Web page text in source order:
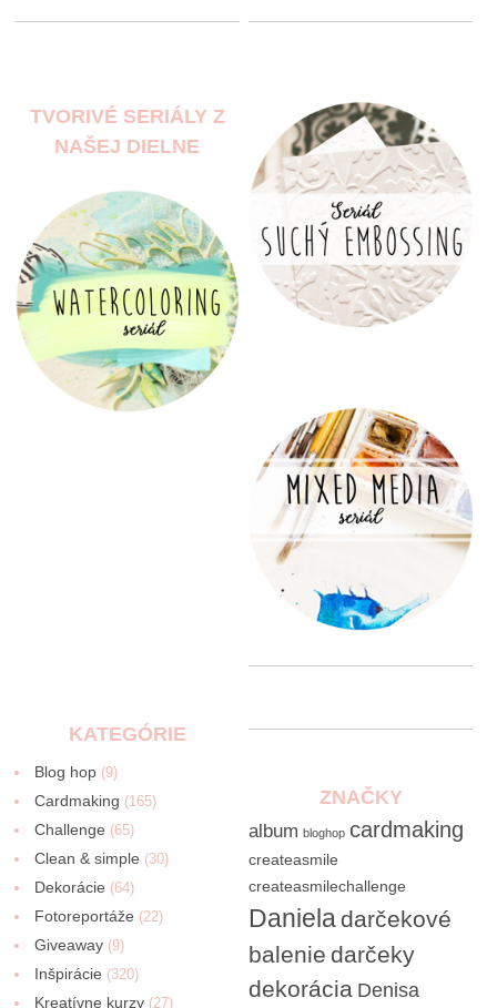
TVORIVÉ SERIÁLY Z
NAŠEJ DIELNE
KATEGÓRIE
Blog hop (9)
Cardmaking (165)
Challenge (65)
Clean & simple (30)
Dekorácie (64)
Fotoreportáže (22)
Giveaway (9)
Inšpirácie (320)
Kreatívne kurzy (27)
ZNAČKY
album bloghop cardmaking
createasmile
createasmilechallenge
Daniela darčekové
balenie darčeky
dekorácia Denisa